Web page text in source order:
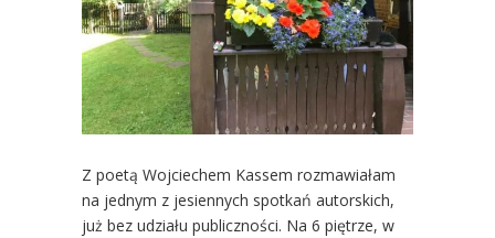
Z poetą Wojciechem Kassem rozmawiałam
na jednym z jesiennych spotkań autorskich,
już bez udziału publiczności. Na 6 piętrze, w